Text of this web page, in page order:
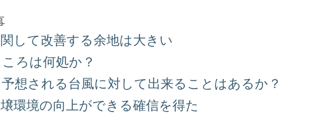
して改善する余地は大きい
ろは何処か？
想される台風に対して出来ることはあるか？
環境の向上ができる確信を得た